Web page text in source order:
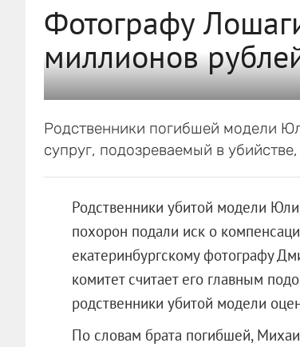
Фотографу
миллионов
Родственники погибшей модели
супруг, подозреваемый в
Родственники убитой модели
похорон подали иск о
екатеринбургскому фотографу
комитет считает его главным
родственники убитой модели
По словам брата погибшей,